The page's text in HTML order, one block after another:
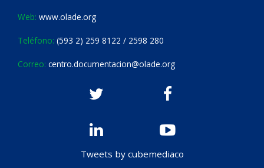
Web: www.olade.org
Teléfono: (593 2) 259 8122 / 2598 280
Correo: centro.documentacion@olade.org
Tweets by cubemediaco